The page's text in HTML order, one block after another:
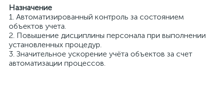
Назначение
1. Автоматизированный контроль за состоянием
объектов учета.
2. Повышение дисциплины персонала при выполнении
установленных процедур.
3. Значительное ускорение учёта объектов за счет
автоматизации процессов.